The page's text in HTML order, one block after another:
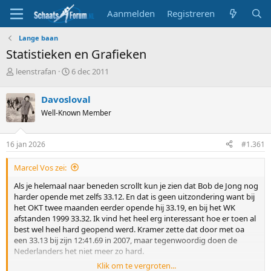
Aanmelden Registreren
Lange baan
Statistieken en Grafieken
T
p
i
c
s
t
a
r
t
r
leenstrafan
S
r
t
a
u
m
6 dec 2011
Davosloval
Well-Known Member
16 jan 2026 #1.361
Marcel Vos zei:
Als je helemaal naar beneden scrollt kun je zien dat Bob de Jong nog
harder opende met zelfs 33.12. En dat is geen uitzondering want bij
het OKT twee maanden eerder opende hij 33.19, en bij het WK
afstanden 1999 33.32. Ik vind het heel erg interessant hoe er toen al
best wel heel hard geopend werd. Kramer zette dat door met oa
een 33.13 bij zijn 12:41.69 in 2007, maar tegenwoordig doen de
Nederlanders het niet meer zo hard.
Klik om te vergroten...